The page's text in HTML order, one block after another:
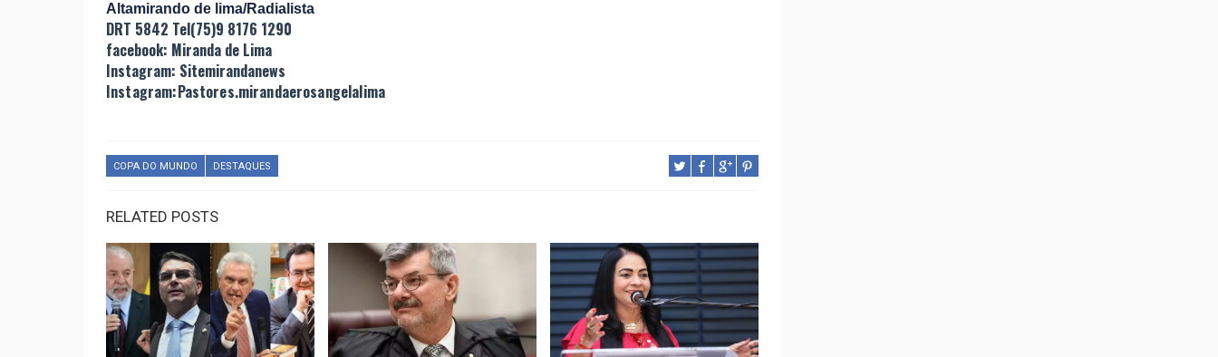
Altamirando de lima/Radialista
DRT 5842 Tel(75)9 8176 1290
facebook: Miranda de Lima
Instagram: Sitemirandanews
Instagram:Pastores.mirandaerosangelalima
COPA DO MUNDO DESTAQUES
RELATED POSTS